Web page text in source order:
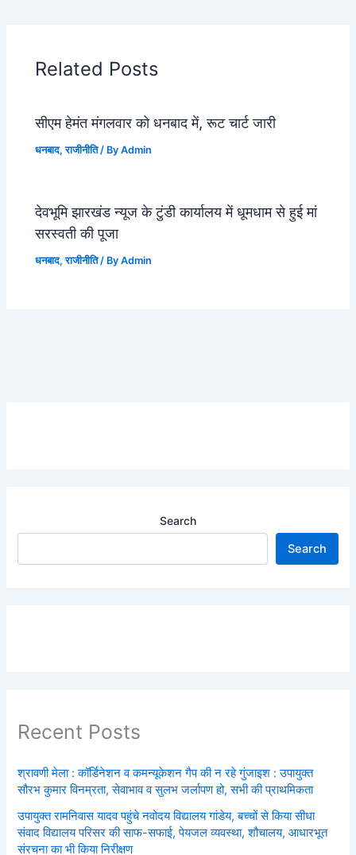
Related Posts
सीएम हेमंत मंगलवार को धनबाद में, रूट चार्ट जारी
धनबाद,राजीनीति/ ByAdmin
देवभूमि झारखंड न्यूज के टुंडी कार्यालय में धूमधाम से हुई मां
सरस्वती की पूजा
धनबाद,राजीनीति/ ByAdmin
Search
Search
Recent Posts
श्रावणी मेला : कॉर्डिनेशन व कमन्यूकेशन गैप की न रहे गुंजाइश : उपायुक्त
सौरभ कुमार विनम्रता, सेवाभाव व सुलभ जर्लापण हो, सभी की प्राथमिकता
उपायुक्त रामनिवास यादव पहुंचे नवोदय विद्यालय गांडेय, बच्चों से किया सीधा
संवाद विद्यालय परिसर की साफ-सफाई, पेयजल व्यवस्था, शौचालय, आधारभूत
संरचना का भी किया निरीक्षण